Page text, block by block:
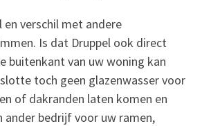
verschil met andere
Is dat Druppel ook direct
buitenkant van uw woning kan
toch geen glazenwasser voor
of dakranden laten komen en
ander bedrijf voor uw ramen,